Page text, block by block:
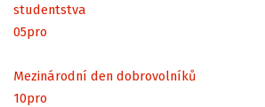
studentstva
05pro
Mezinárodní den dobrovolníků
10pro